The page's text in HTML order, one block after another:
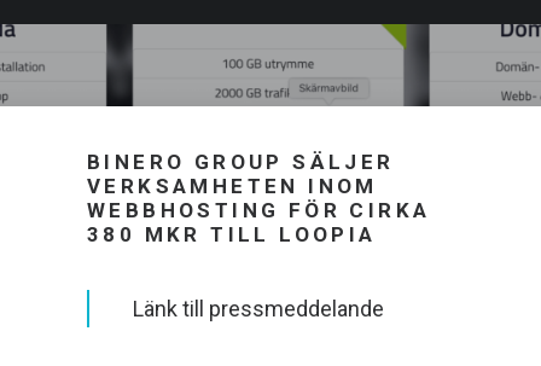
BINERO GROUP SÄLJER
VERKSAMHETEN INOM
WEBBHOSTING FÖR CIRKA
380 MKR TILL LOOPIA
Länk till pressmeddelande